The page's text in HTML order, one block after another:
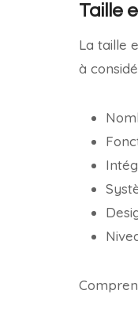
Taille
La taille
à